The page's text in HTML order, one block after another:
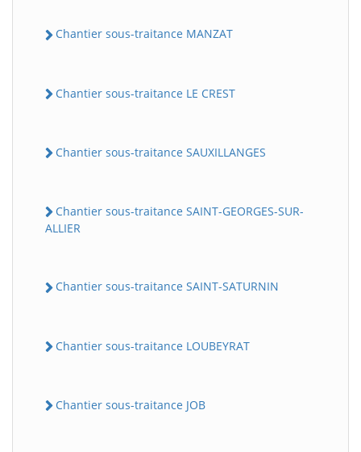
Chantier sous-traitance MANZAT
Chantier sous-traitance LE CREST
Chantier sous-traitance SAUXILLANGES
Chantier sous-traitance SAINT-GEORGES-SUR-
ALLIER
Chantier sous-traitance SAINT-SATURNIN
Chantier sous-traitance LOUBEYRAT
Chantier sous-traitance JOB